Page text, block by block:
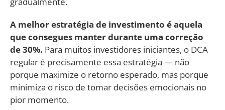
A melhor estratégia de investimento é aquela
que consegues manter durante uma correção
de 30%. Para muitos investidores iniciantes, o DCA
regular é precisamente essa estratégia — não
porque maximize o retorno esperado, mas porque
minimiza o risco de tomar decisões emocionais no
pior momento.